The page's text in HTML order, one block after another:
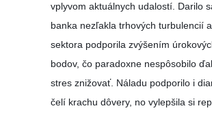
vplyvom aktuálnych udalostí. Darilo
banka nezľakla trhových turbulencií
sektora podporila zvýšením
bodov, čo paradoxne nespôsobilo
stres znižovať. Náladu podporilo i
čelí krachu dôvery, no vylepšila si